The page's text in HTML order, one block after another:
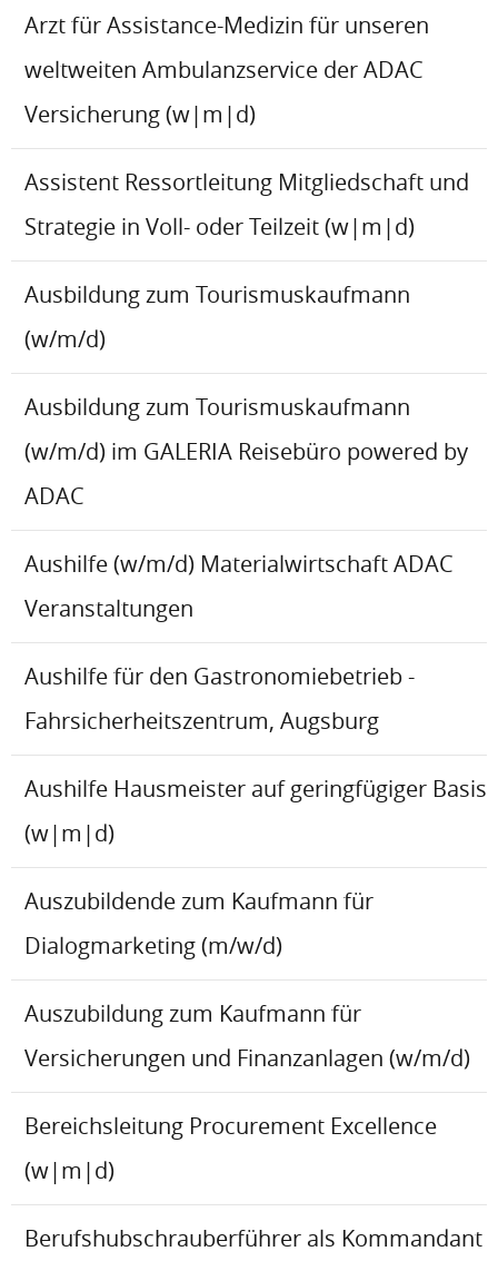
Arzt für Assistance-Medizin für unseren
weltweiten Ambulanzservice der ADAC
Versicherung (w|m|d)
Assistent Ressortleitung Mitgliedschaft und
Strategie in Voll- oder Teilzeit (w|m|d)
Ausbildung zum Tourismuskaufmann
(w/m/d)
Ausbildung zum Tourismuskaufmann
(w/m/d) im GALERIA Reisebüro powered by
ADAC
Aushilfe (w/m/d) Materialwirtschaft ADAC
Veranstaltungen
Aushilfe für den Gastronomiebetrieb -
Fahrsicherheitszentrum, Augsburg
Aushilfe Hausmeister auf geringfügiger Basis
(w|m|d)
Auszubildende zum Kaufmann für
Dialogmarketing (m/w/d)
Auszubildung zum Kaufmann für
Versicherungen und Finanzanlagen (w/m/d)
Bereichsleitung Procurement Excellence
(w|m|d)
Berufshubschrauberführer als Kommandant